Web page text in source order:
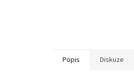
Popis Diskuze